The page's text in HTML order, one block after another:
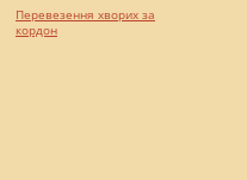
Перевезення хворих за
кордон